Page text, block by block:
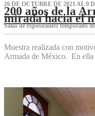
26 DE OCTUBRE DE 2021 AL 9
200 años de la
mirada hacia el
Salas de exposiciones temporales
Muestra realizada con
Armada de México. En